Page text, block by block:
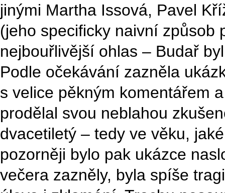
jinými Martha Issová, Pavel
(jeho specificky naivní způsob
nejbouřlivější ohlas – Budař
Podle očekávání zazněla
s velice pěkným komentářem
prodělal svou neblahou
dvacetiletý – tedy ve věku,
pozorněji bylo pak ukázce
večera zazněly, byla spíše